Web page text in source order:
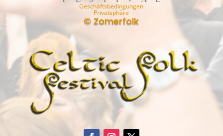
Geschäftsbedingungen
Privatsphäre
© Zomerfolk